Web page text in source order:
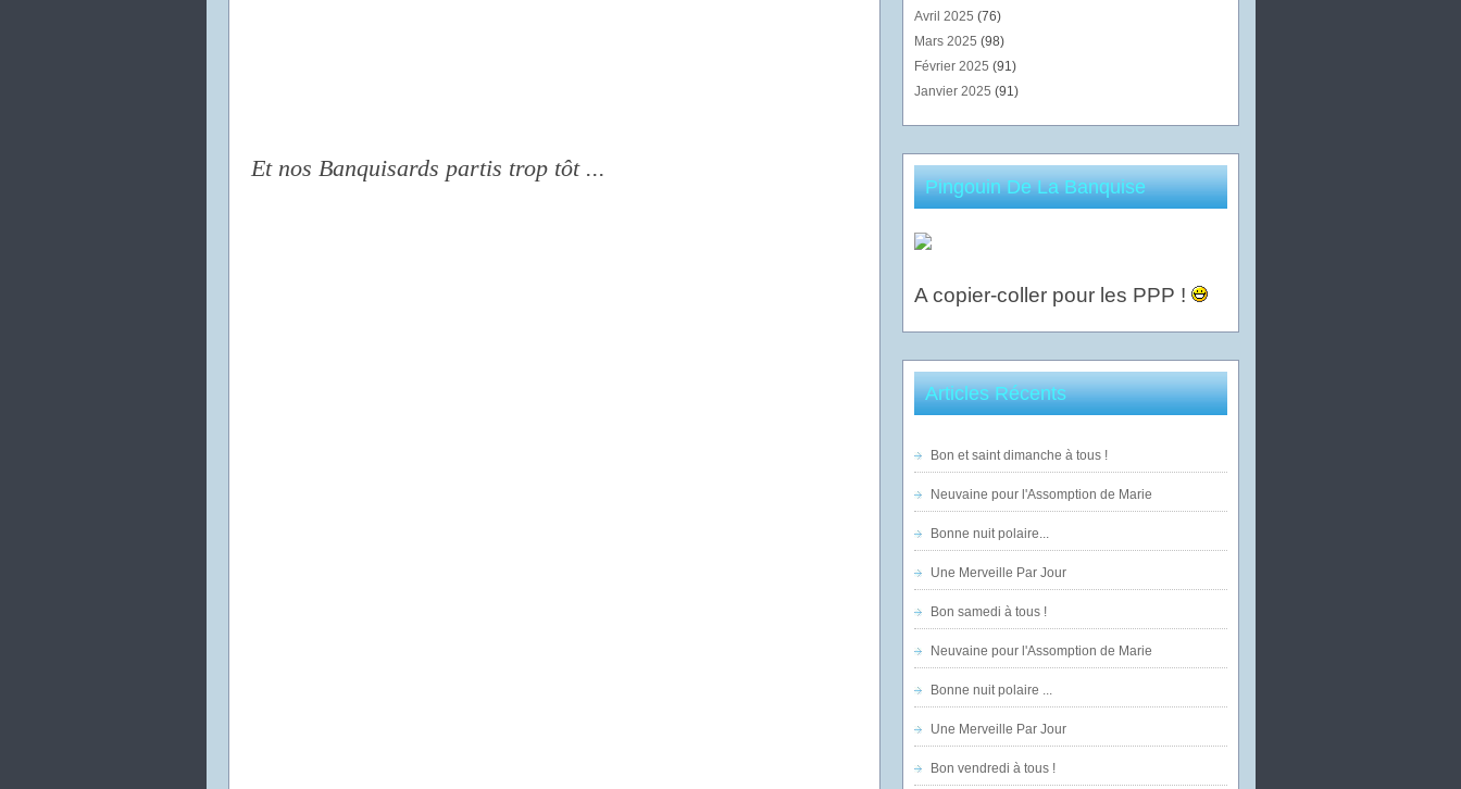
Et nos Banquisards partis trop tôt ...
Avril 2025 (76)
Mars 2025 (98)
Février 2025 (91)
Janvier 2025 (91)
Pingouin De La Banquise
A copier-coller pour les PPP !
Articles Récents
Bon et saint dimanche à tous !
Neuvaine pour l'Assomption de Marie
Bonne nuit polaire...
Une Merveille Par Jour
Bon samedi à tous !
Neuvaine pour l'Assomption de Marie
Bonne nuit polaire ...
Une Merveille Par Jour
Bon vendredi à tous !